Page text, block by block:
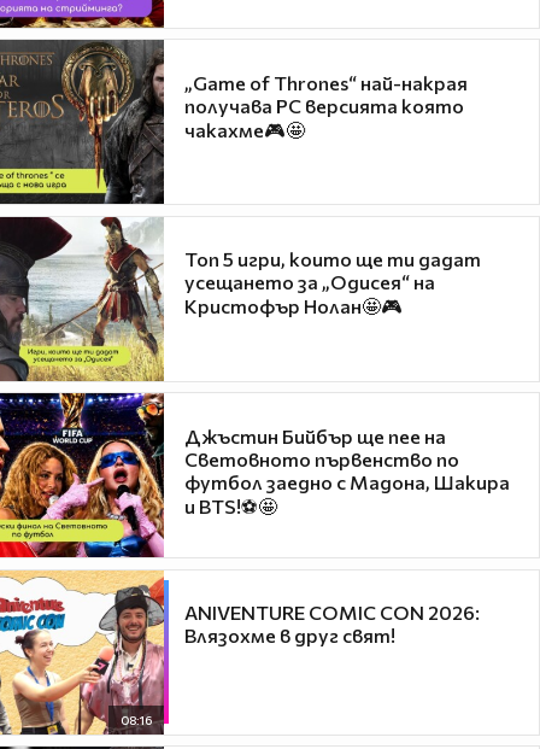
„Game of Thrones“ най-накрая
получава PC версията която
чакахме🎮🤩
Топ 5 игри, които ще ти дадат
усещането за „Одисея“ на
Кристофър Нолан🤩🎮
Джъстин Бийбър ще пее на
Световното първенство по
футбол заедно с Мадона, Шакира
и BTS!⚽🤩
08:16
ANIVENTURE COMIC CON 2026:
Влязохме в друг свят!